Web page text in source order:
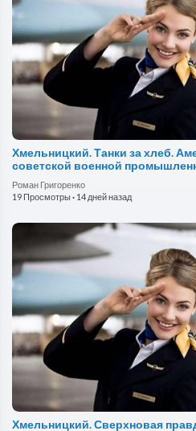
Хмельницкий. Танки за хлеб.
советской военной
Роман Григоренко
19 Просмотры· 14 дней назад
Хмельницкий. Сверхновая